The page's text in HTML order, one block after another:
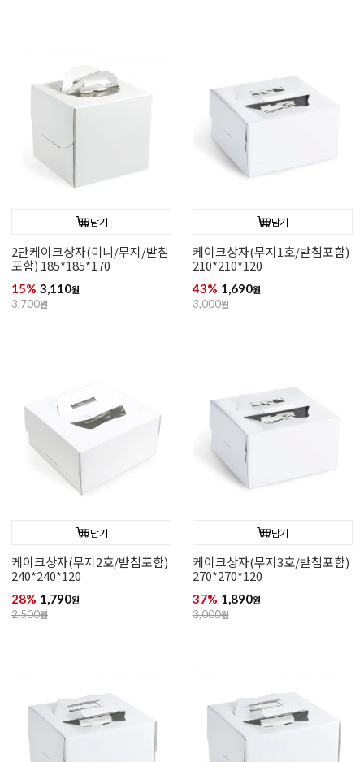
담기
2단케이크상자(미니/무지/받침
포함) 185*185*170
15% 3,110원
3,700원
담기
케이크상자(무지1호/받침포함)
210*210*120
43% 1,690원
3,000원
담기
케이크상자(무지2호/받침포함)
240*240*120
28% 1,790원
2,500원
담기
케이크상자(무지3호/받침포함)
270*270*120
37% 1,890원
3,000원